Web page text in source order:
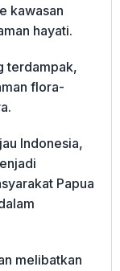
kawasan
hayati.
terdampak,
flora-
Indonesia,
Papua
melibatkan